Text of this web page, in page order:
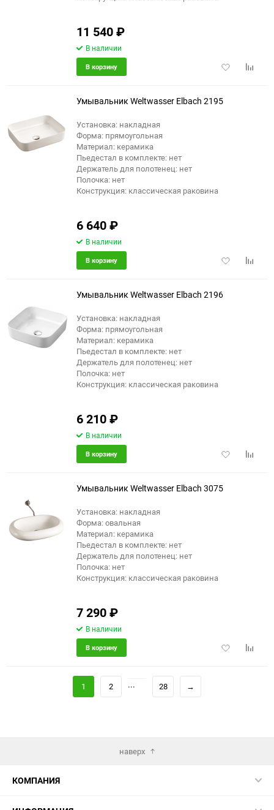
11 540₽
В наличии
Добавить
В корзину
Умывальник Weltwasser Elbach 2195
Установка: накладная
Форма: прямоугольная
Материал: керамика
Пьедестал в комплекте: нет
Держатель для полотенец: нет
Полочка: нет
Конструкция: классическая раковина
6 640₽
В наличии
Добавить
В корзину
Умывальник Weltwasser Elbach 2196
Установка: накладная
Форма: прямоугольная
Материал: керамика
Пьедестал в комплекте: нет
Держатель для полотенец: нет
Полочка: нет
Конструкция: классическая раковина
6 210₽
В наличии
Добавить
В корзину
Умывальник Weltwasser Elbach 3075
Установка: накладная
Форма: овальная
Материал: керамика
Пьедестал в комплекте: нет
Держатель для полотенец: нет
Полочка: нет
Конструкция: классическая раковина
7 290₽
В наличии
Добавить
В корзину
1 2 ... 28 →
наверх
КОМПАНИЯ